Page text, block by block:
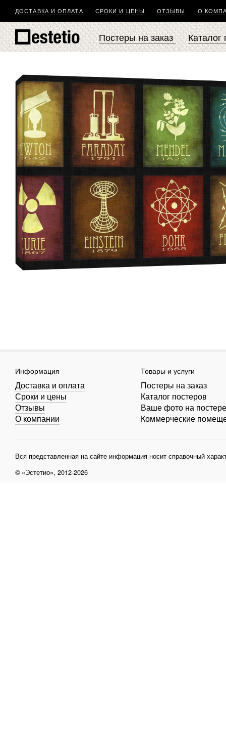
ДОСТАВКА И ОПЛАТА СРОКИ И ЦЕНЫ ОТЗЫВЫ О
Постеры на заказ Каталог
Информация
Доставка и оплата
Сроки и цены
Отзывы
О компании
Товары и услуги
Постеры на заказ
Каталог постеров
Ваше фото на постере
Коммерческие
Вся представленная на сайте информация носит справочный
© «Эстетио», 2012-2026